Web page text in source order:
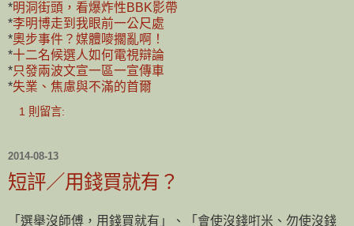
*明洞街頭，看爆炸性BBK影帶
*李明博走到我眼前一公尺處
*奧步事件？媒體嘜擱亂啊！
*十二名候選人如何電視辯論
*只發兩波文宣一區一宣傳車
*失業、焦慮與不滿的首爾
1 則留言:
2014-08-13
短評／用錢買就有？
「選舉沒師傅，用錢買就有」、「會使沒錢咑米、勿使沒錢